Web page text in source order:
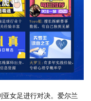
女足进行对决。爱尔兰